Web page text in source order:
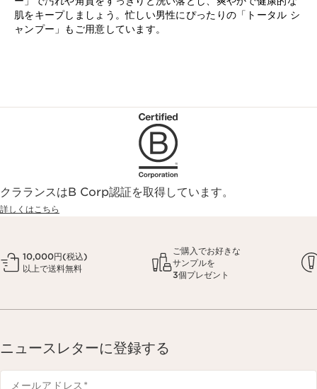
肌をキープしましょう。忙しい男性にぴったりの「トータル シ
ャンプー」もご用意しています。
クラランスはB Corp認証を取得しています。
詳しくはこちら
10,000円(税込)
以上で送料無料
ご購入でお好きな
サンプルを
3個プレゼント
ニュースレターに登録する
メールアドレス *